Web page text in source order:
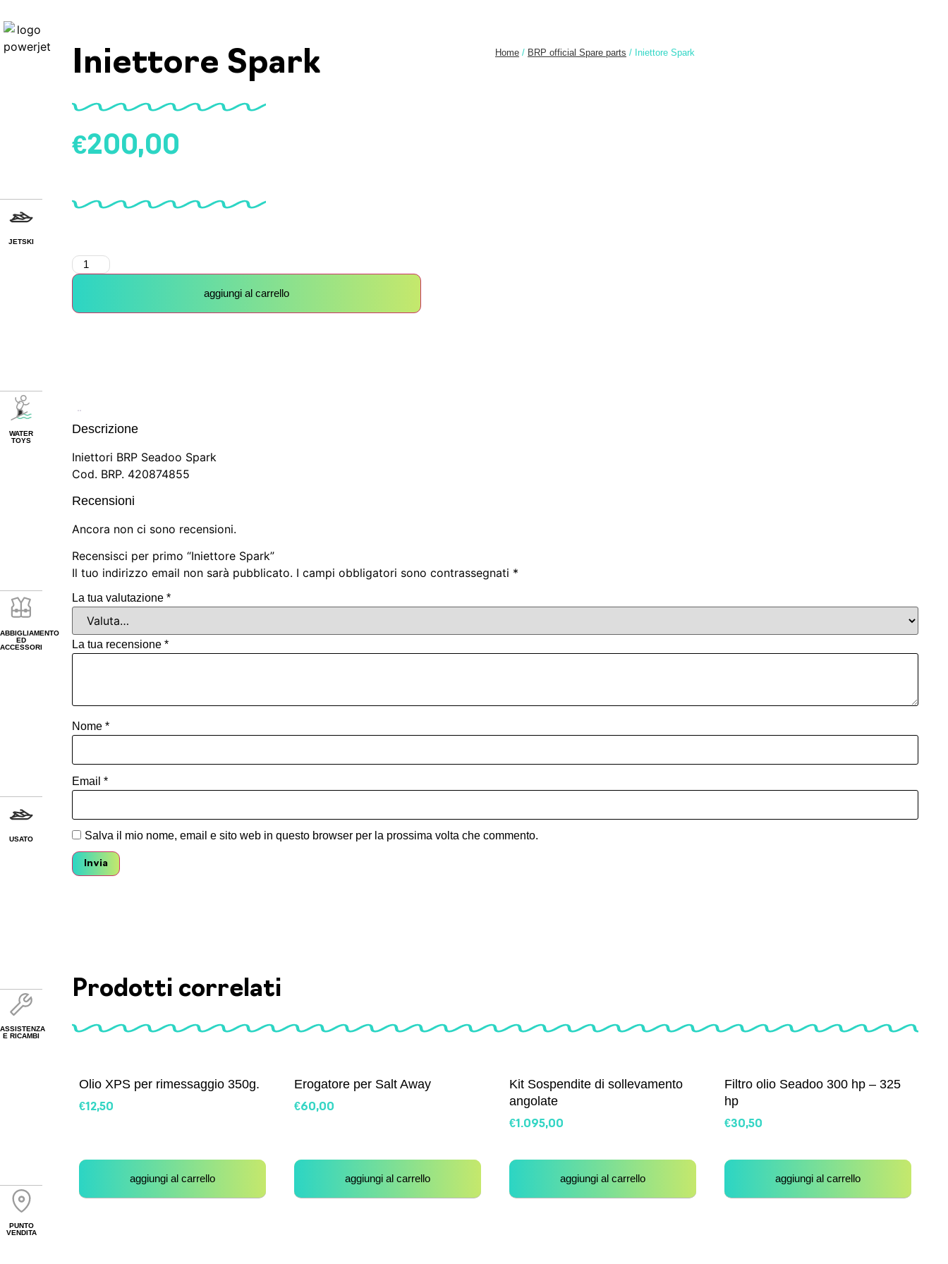
JETSKI
WATER
TOYS
ABBIGLIAMENTO
ED
ACCESSORI
USATO
ASSISTENZA
E RICAMBI
PUNTO
VENDITA
Iniettore Spark
€200,00
aggiungi al carrello
Home / BRP official Spare parts / Iniettore Spark
Descrizione
Iniettori BRP Seadoo Spark
Cod. BRP. 420874855
Recensioni
Ancora non ci sono recensioni.
Recensisci per primo “Iniettore Spark”
Il tuo indirizzo email non sarà pubblicato. I campi obbligatori sono contrassegnati *
La tua valutazione *
La tua recensione *
Nome *
Email *
Salva il mio nome, email e sito web in questo browser per la prossima volta che commento.
Prodotti correlati
Olio XPS per rimessaggio 350g.
€12,50
aggiungi al carrello
Erogatore per Salt Away
€60,00
aggiungi al carrello
Kit Sospendite di sollevamento
angolate
€1.095,00
aggiungi al carrello
Filtro olio Seadoo 300 hp – 325
hp
€30,50
aggiungi al carrello